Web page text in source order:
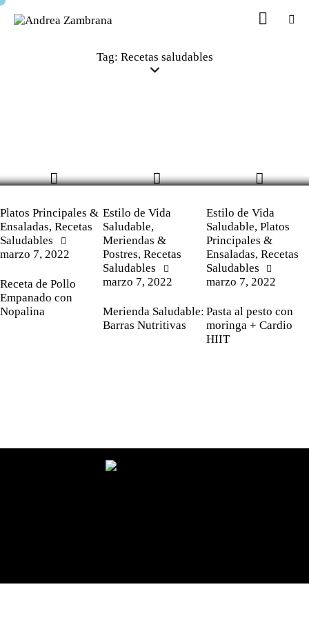
Tag: Recetas saludables
Platos Principales &
Ensaladas, Recetas
Saludables
marzo 7, 2022
Receta de Pollo
Empanado con
Nopalina
Estilo de Vida
Saludable,
Meriendas &
Postres,Recetas
Saludables
marzo 7, 2022
Merienda Saludable:
Barras Nutritivas
Estilo de Vida
Saludable, Platos
Principales &
Ensaladas, Recetas
Saludables
marzo 7, 2022
Pasta al pesto con
moringa + Cardio
HIIT